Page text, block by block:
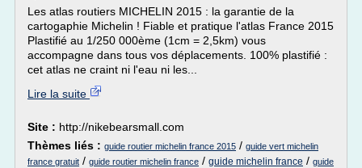
Les atlas routiers MICHELIN 2015 : la garantie de la
cartogaphie Michelin ! Fiable et pratique l'atlas France 2015
Plastifié au 1/250 000ème (1cm = 2,5km) vous
accompagne dans tous vos déplacements. 100% plastifié :
cet atlas ne craint ni l'eau ni les...
Lire la suite
Site : http://nikebearsmall.com
Thèmes liés : guide routier michelin france 2015 / guide vert michelin
france gratuit / guide routier michelin france / guide michelin france / guide